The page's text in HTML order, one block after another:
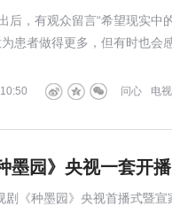
后，有观众留言“希望现实中
患者做得更多，但有时也会感
电
问心
墨园》央视一套开
剧《种墨园》央视首播式暨